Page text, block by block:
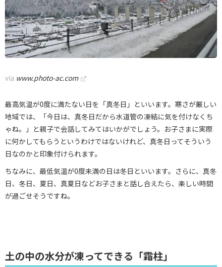
via www.photo-ac.com
最高気温が0度に満たない日を「真冬日」といいます。寒さが厳しい
地域では、「今日は、真冬日だから水道管の凍結に気を付けなくち
ゃね。」と親子で会話してみてはいかがでしょう。お子さまに実際
に何かしてもらうというわけではないけれど、真冬日ってそういう
日なのかと印象付けられます。
ちなみに、最低気温が0度未満の日は冬日といいます。さらに、真冬
日、冬日、夏日、真夏日などお子さまと話し合えたら、楽しい時間
が過ごせそうですね。
土の中の水分が凍ってできる「霜柱」